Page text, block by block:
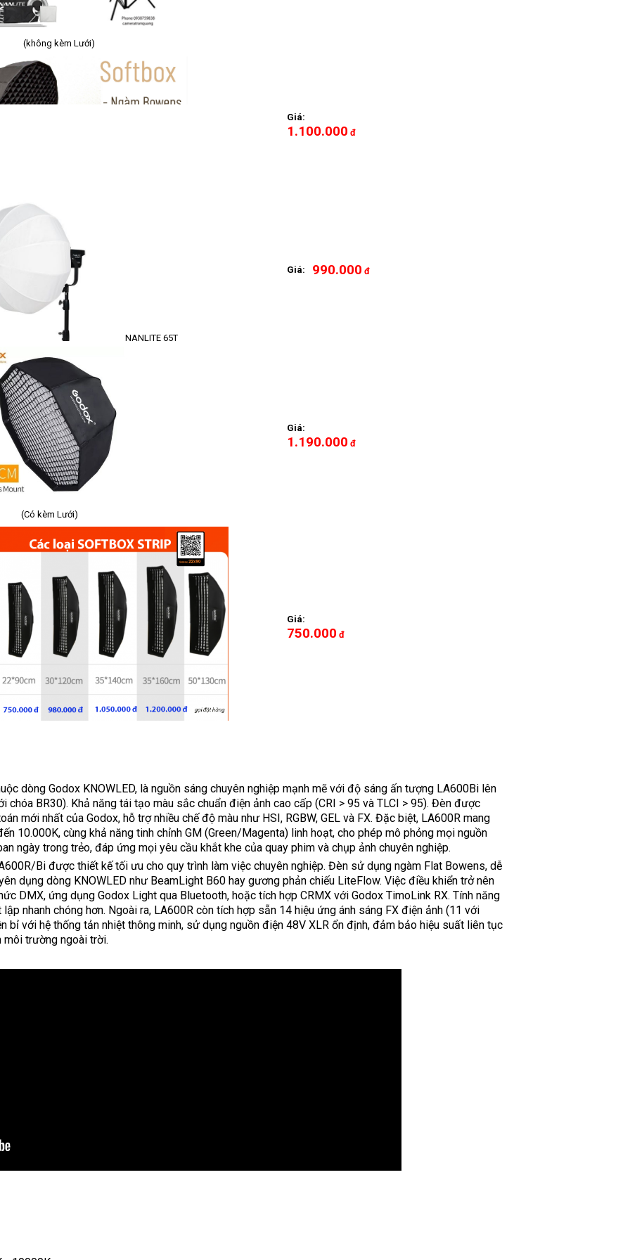
kèm Lưới)
Giá:
1.100.000 đ
NANLITE 65T
Giá: 990.000 đ
Lưới)
Giá:
1.190.000 đ
Giá:
750.000 đ
dòng Godox KNOWLED, là nguồn sáng chuyên nghiệp mạnh mẽ với độ sáng ấn tượng LA600Bi lên
chóa BR30). Khả năng tái tạo màu sắc chuẩn điện ảnh cao cấp (CRI > 95 và TLCI > 95). Đèn được
mới nhất của Godox, hỗ trợ nhiều chế độ màu như HSI, RGBW, GEL và FX. Đặc biệt, LA600R mang
10.000K, cùng khả năng tinh chỉnh GM (Green/Magenta) linh hoạt, cho phép mô phỏng mọi nguồn
ngày trong trẻo, đáp ứng mọi yêu cầu khắt khe của quay phim và chụp ảnh chuyên nghiệp.
Bi được thiết kế tối ưu cho quy trình làm việc chuyên nghiệp. Đèn sử dụng ngàm Flat Bowens, dễ
dụng dòng KNOWLED như BeamLight B60 hay gương phản chiếu LiteFlow. Việc điều khiển trở nên
DMX, ứng dụng Godox Light qua Bluetooth, hoặc tích hợp CRMX với Godox TimoLink RX. Tính năng
nhanh chóng hơn. Ngoài ra, LA600R còn tích hợp sẵn 14 hiệu ứng ánh sáng FX điện ảnh (11 với
bỉ với hệ thống tản nhiệt thông minh, sử dụng nguồn điện 48V XLR ổn định, đảm bảo hiệu suất liên tục
môi trường ngoài trời.